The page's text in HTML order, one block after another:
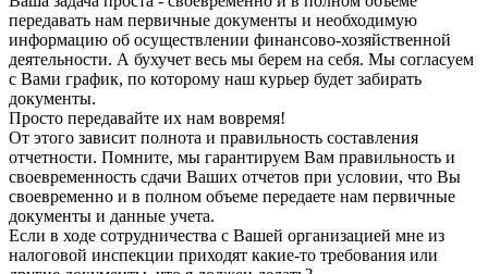
передавать нам первичные документы и необходимую
информацию об осуществлении финансово-хозяйственной
деятельности. А бухучет весь мы берем на себя. Мы согласуем
с Вами график, по которому наш курьер будет забирать
документы.
Просто передавайте их нам вовремя!
От этого зависит полнота и правильность составления
отчетности. Помните, мы гарантируем Вам правильность и
своевременность сдачи Ваших отчетов при условии, что Вы
своевременно и в полном объеме передаете нам первичные
документы и данные учета.
Если в ходе сотрудничества с Вашей организацией мне из
налоговой инспекции приходят какие-то требования или